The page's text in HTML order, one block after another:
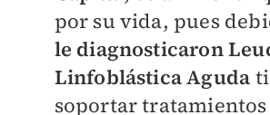
por su vida, pues
le diagnosticaron
Linfoblástica Aguda
soportar